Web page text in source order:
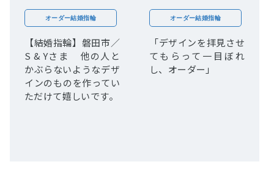
オーダー結婚指輪
【結婚指輪】磐田市／
S & Yさま 他の人と
かぶらないようなデザ
インのものを作ってい
ただけて嬉しいです。
オーダー結婚指輪
「デザインを拝見させ
てもらって一目ぼれ
し、オーダー」